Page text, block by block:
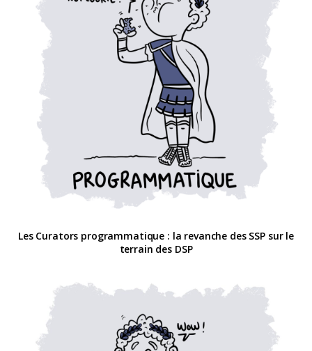
Les Curators programmatique : la revanche des SSP sur le
terrain des DSP